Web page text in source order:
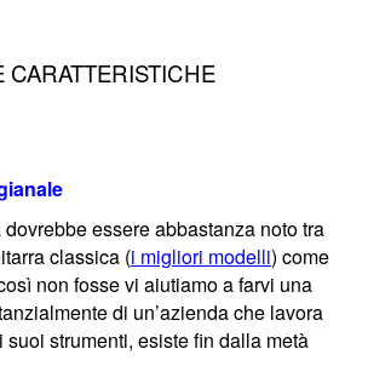
essere abbastanza noto tra
classica (i migliori modelli) come
non fosse vi aiutiamo a farvi una
di un’azienda che lavora
strumenti, esiste fin dalla metà